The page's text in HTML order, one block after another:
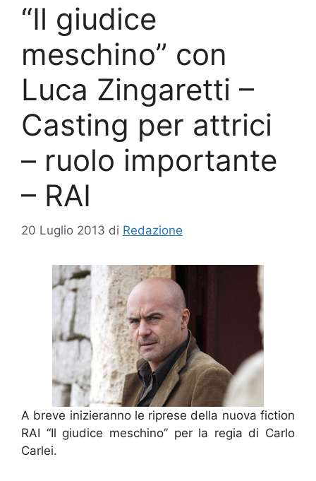
“Il giudice
meschino” con
Luca Zingaretti –
Casting per attrici
– ruolo importante
– RAI
20 Luglio 2013 di Redazione
A breve inizieranno le riprese della nuova fiction
RAI “Il giudice meschino” per la regia di Carlo
Carlei.